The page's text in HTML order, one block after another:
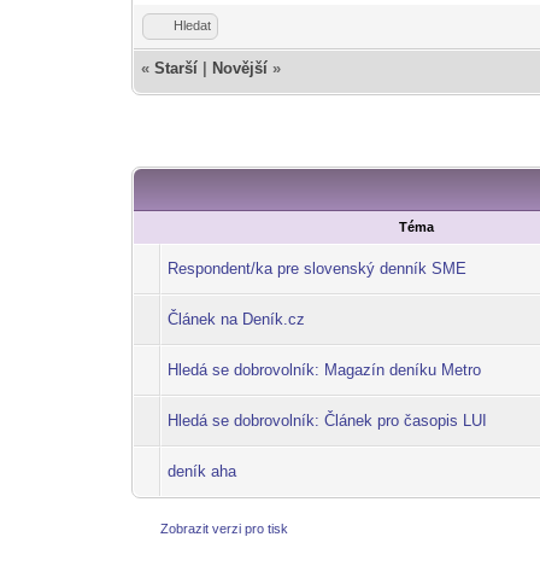
Hledat
«Starší Novější »
Téma
Respondent/ka pre slovenský denník SME
Článek na Deník.cz
Hledá se dobrovolník: Magazín deníku Metro
Hledá se dobrovolník: Článek pro časopis LUI
deník aha
Zobrazit verzi pro tisk